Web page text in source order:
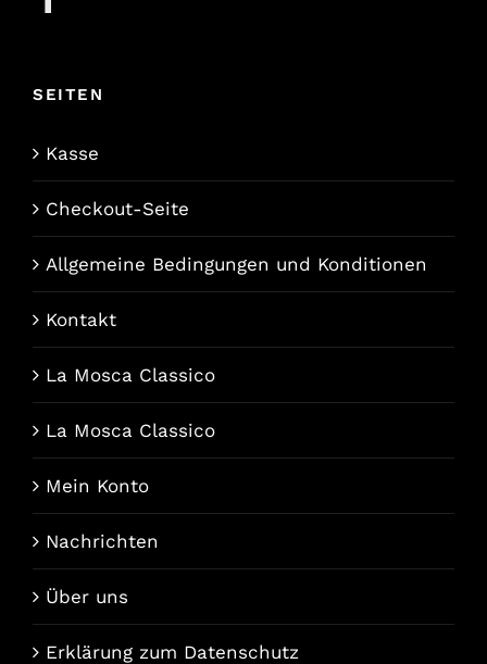
SEITEN
Kasse
Checkout-Seite
Allgemeine Bedingungen und Konditionen
Kontakt
La Mosca Classico
La Mosca Classico
Mein Konto
Nachrichten
Über uns
Erklärung zum Datenschutz